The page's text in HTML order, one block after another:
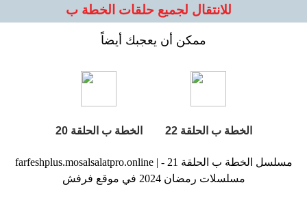
للانتقال لجميع حلقات الخطة ب
ممكن أن يعجبك أيضاً
الخطة ب الحلقة 22 الخطة ب الحلقة 20
farfeshplus.mosalsalatpro.online | مسلسل الخطة ب الحلقة 21 -
مسلسلات رمضان 2024 في موقع فرفش